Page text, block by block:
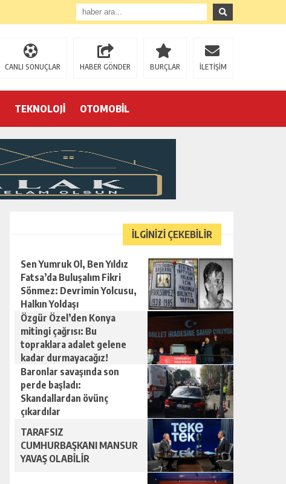
CANLI SONUÇLAR HABER GÖNDER BURÇLAR İLETİŞİM
TEKNOLOJİ OTOMOBİL
İLGİNİZİ ÇEKEBİLİR
Sen Yumruk Ol, Ben Yıldız
Fatsa’da Buluşalım Fikri
Sönmez: Devrimin Yolcusu,
Halkın Yoldaşı
Özgür Özel’den Konya
mitingi çağrısı: Bu
topraklara adalet gelene
kadar durmayacağız!
Baronlar savaşında son
perde başladı:
Skandallardan övünç
çıkardılar
TARAFSIZ
CUMHURBAŞKANI MANSUR
YAVAŞ OLABİLİR